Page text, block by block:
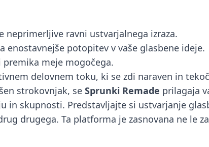
neprimerljive ravni ustvarjalnega izraza.
potopitev v vaše glasbene ideje.
premika meje mogočega.
delovnem toku, ki se zdi naraven in
strokovnjak, se Sprunki Remade prilagaja
in skupnosti. Predstavljajte si ustvarjanje
drugega. Ta platforma je zasnovana ne le